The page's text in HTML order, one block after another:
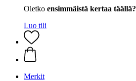
Oletko ensimmäistä kertaa täällä?
Luo tili
Merkit